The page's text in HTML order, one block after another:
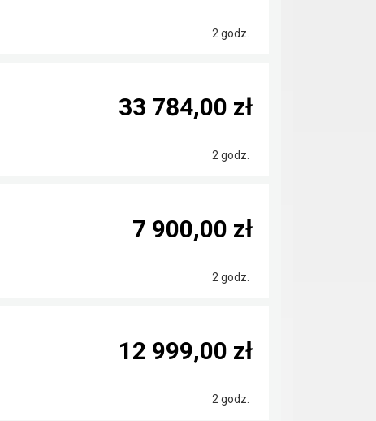
2 godz.
2 godz.
33 784,00 zł
2 godz.
7 900,00 zł
2 godz.
12 999,00 zł